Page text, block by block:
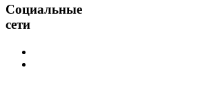
Социальные
сети